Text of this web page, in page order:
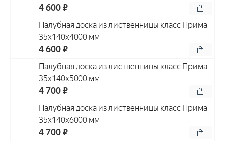
4 600 ₽
Палубная доска из лиственницы класс Прима
35x140x4000 мм
4 600 ₽
Палубная доска из лиственницы класс Прима
35x140x5000 мм
4 700 ₽
Палубная доска из лиственницы класс Прима
35x140x6000 мм
4 700 ₽